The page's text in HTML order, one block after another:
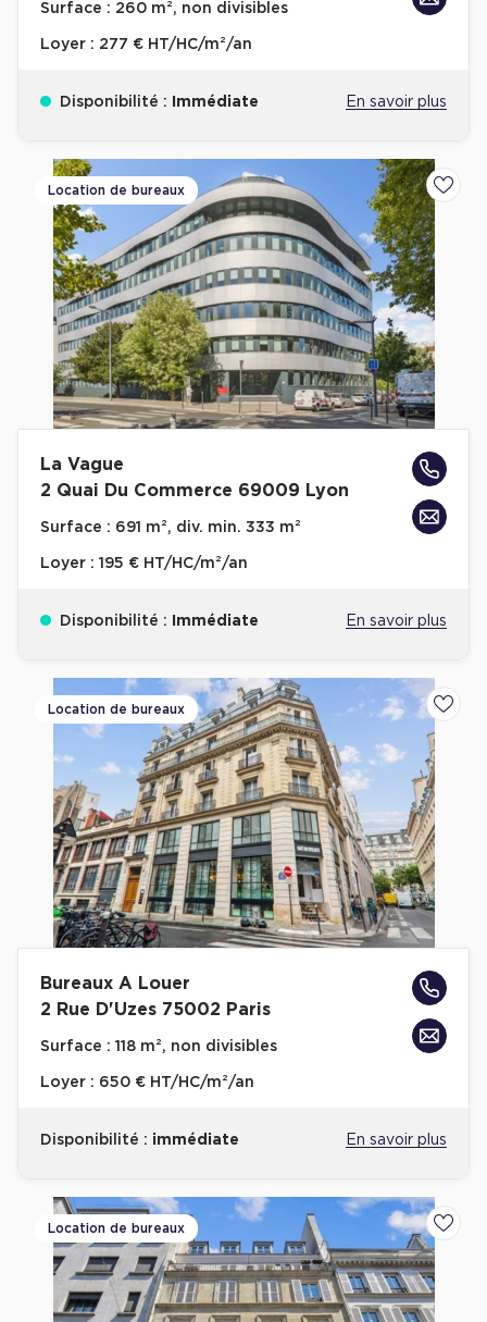
Surface : 260 m², non divisibles
Loyer : 277 € HT/HC/m²/an
Disponibilité : Immédiate En savoir plus
Location de bureaux
La Vague
2 Quai Du Commerce 69009 Lyon
Surface : 691 m², div. min. 333 m²
Loyer : 195 € HT/HC/m²/an
Disponibilité : Immédiate En savoir plus
Location de bureaux
Bureaux A Louer
2 Rue D'Uzes 75002 Paris
Surface : 118 m², non divisibles
Loyer : 650 € HT/HC/m²/an
Disponibilité : immédiate En savoir plus
Location de bureaux